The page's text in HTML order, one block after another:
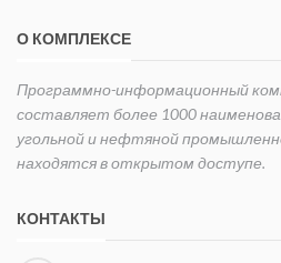
О КОМПЛЕКСЕ
Программно-информационный
составляет более 1000
угольной и нефтяной
находятся в открытом доступе.
КОНТАКТЫ